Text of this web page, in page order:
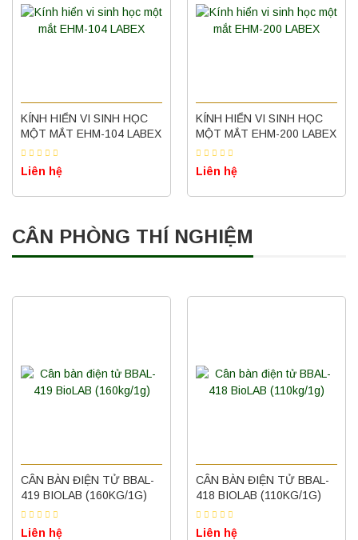
KÍNH HIỂN VI SINH HỌC
MỘT MẮT EHM-104 LABEX
Liên hệ
KÍNH HIỂN VI SINH HỌC
MỘT MẮT EHM-200 LABEX
Liên hệ
CÂN PHÒNG THÍ NGHIỆM
CÂN BÀN ĐIỆN TỬ BBAL-
419 BIOLAB (160KG/1G)
Liên hệ
CÂN BÀN ĐIỆN TỬ BBAL-
418 BIOLAB (110KG/1G)
Liên hệ